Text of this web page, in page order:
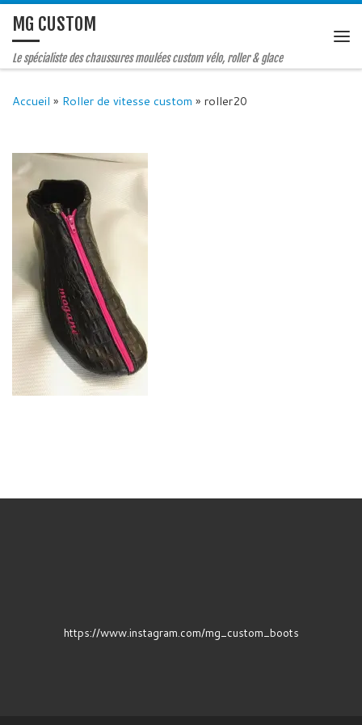
MG CUSTOM
Le spécialiste des chaussures moulées custom vélo, roller & glace
Accueil » Roller de vitesse custom » roller20
https://www.instagram.com/mg_custom_boots